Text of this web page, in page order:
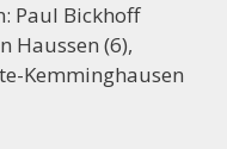
Paul Bickhoff
Haussen (6),
Kemminghausen